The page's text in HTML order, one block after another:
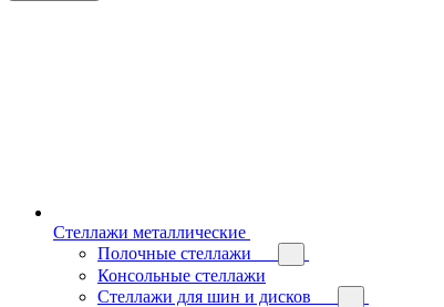
Стеллажи металлические
Полочные стеллажи
Консольные стеллажи
Стеллажи для шин и дисков